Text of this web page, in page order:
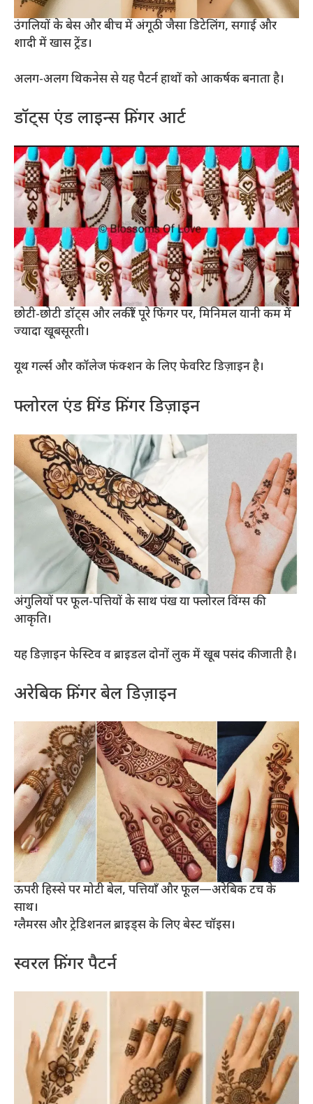
उंगलियों के बेस और बीच में अंगूठी जैसा डिटेलिंग, सगाई और
शादी में खास ट्रेंड।
अलग-अलग थिकनेस से यह पैटर्न हाथों को आकर्षक बनाता है।
डॉट्स एंड लाइन्स फिंगर आर्ट
छोटी-छोटी डॉट्स और लकीरें पूरे फिंगर पर, मिनिमल यानी कम में
ज्यादा खूबसूरती।
यूथ गर्ल्स और कॉलेज फंक्शन के लिए फेवरिट डिज़ाइन है।
फ्लोरल एंड विंग्ड फिंगर डिज़ाइन
अंगुलियों पर फूल-पत्तियों के साथ पंख या फ्लोरल विंग्स की
आकृति।
यह डिज़ाइन फेस्टिव व ब्राइडल दोनों लुक में खूब पसंद की जाती है।
अरेबिक फिंगर बेल डिज़ाइन
ऊपरी हिस्से पर मोटी बेल, पत्तियाँ और फूल—अरेबिक टच के
साथ।
ग्लैमरस और ट्रेडिशनल ब्राइड्स के लिए बेस्ट चॉइस।
स्वरल फिंगर पैटर्न